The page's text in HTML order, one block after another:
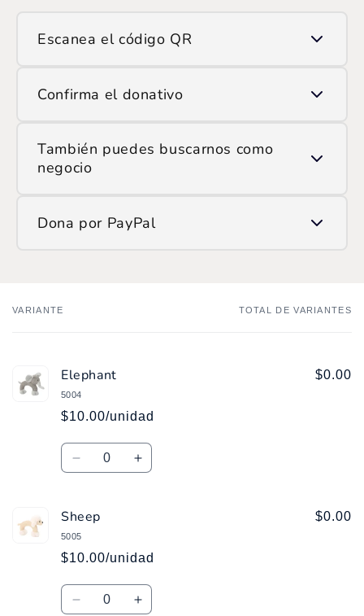
Escanea el código QR
Usa la opción de escanear QR y apunta la cámara
Confirma el donativo
Ingresa el monto que deseas donar y confirma la
transacción.
También puedes buscarnos como
negocio
Si prefieres hacerlo manualmente, encuéntranos en
ATH Móvil como:
Dona por PayPal
Tu
VARIANTE TOTAL DE VARIANTES
Elephant
5004
$10.00/unidad
$0.00
Cantidad
Reducir
Elephant
Aumentar
Sheep
5005
$10.00/unidad
$0.00
Cantidad
Reducir
Aumentar